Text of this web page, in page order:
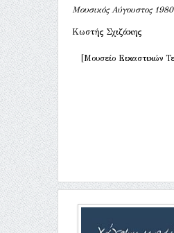
Μουσικός Αύγουστος
Κωστής Σχιζάκης
[Μουσείο Εικαστικών